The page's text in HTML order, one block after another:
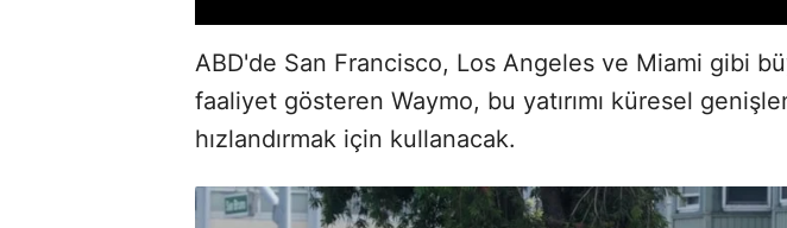
ABD'de San Francisco, Los Angeles ve Miami gibi
faaliyet gösteren Waymo, bu yatırımı küresel
hızlandırmak için kullanacak.